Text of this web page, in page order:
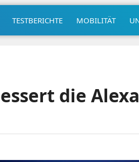
TESTBERICHTE MOBILITÄT
die